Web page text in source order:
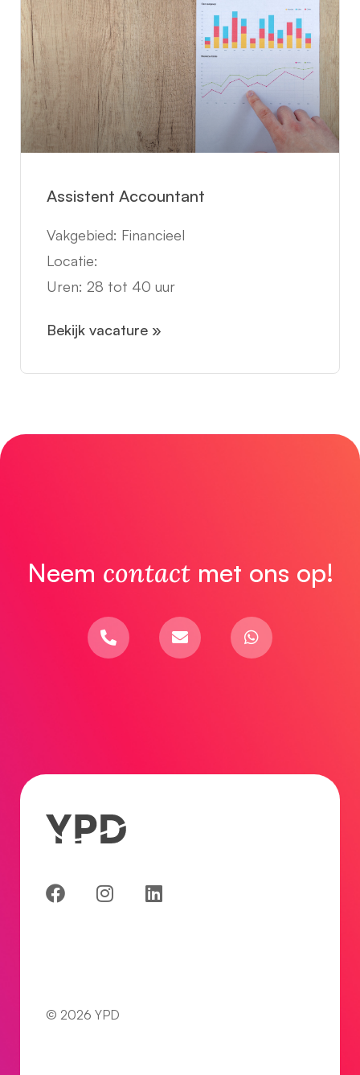
Assistent Accountant
Vakgebied: Financieel
Locatie:
Uren: 28 tot 40 uur
Bekijk vacature »
Neem contactmet ons op!
© 2026 YPD